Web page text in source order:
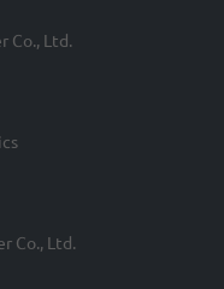
Co., Ltd.
Co., Ltd.